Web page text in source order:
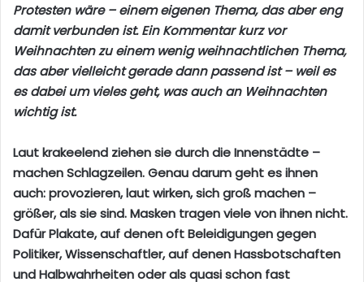
Protesten wäre – einem eigenen Thema, das aber eng
damit verbunden ist. Ein Kommentar kurz vor
Weihnachten zu einem wenig weihnachtlichen Thema,
das aber vielleicht gerade dann passend ist – weil es
es dabei um vieles geht, was auch an Weihnachten
wichtig ist.
Laut krakeelend ziehen sie durch die Innenstädte –
machen Schlagzeilen. Genau darum geht es ihnen
auch: provozieren, laut wirken, sich groß machen –
größer, als sie sind. Masken tragen viele von ihnen nicht.
Dafür Plakate, auf denen oft Beleidigungen gegen
Politiker, Wissenschaftler, auf denen Hassbotschaften
und Halbwahrheiten oder als quasi schon fast